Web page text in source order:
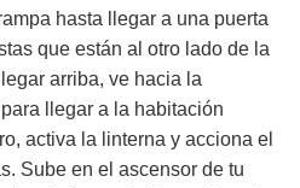
hasta llegar a una puerta
que están al otro lado de la
arriba, ve hacia la
llegar a la habitación
activa la linterna y acciona el
Sube en el ascensor de tu